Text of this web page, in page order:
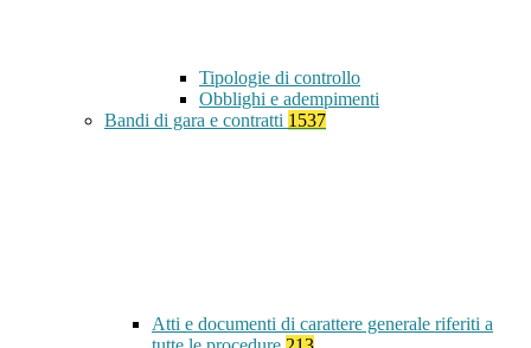
Tipologie di controllo
Obblighi e adempimenti
Bandi di gara e contratti 1537
Atti e documenti di carattere generale riferiti a